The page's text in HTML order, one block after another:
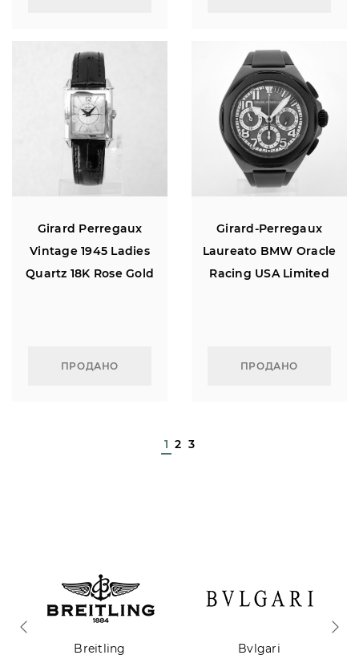
Girard Perregaux
Vintage 1945 Ladies
Quartz 18K Rose Gold
ПРОДАНО
Girard-Perregaux
Laureato BMW Oracle
Racing USA Limited
ПРОДАНО
1 2 3
Breitling Bvlgari